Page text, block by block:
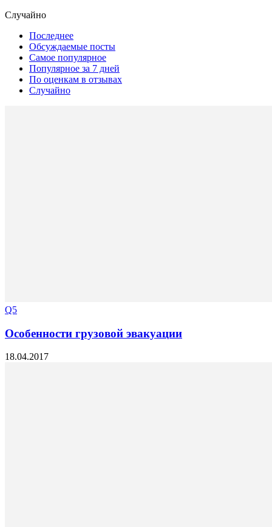
Случайно
Последнее
Обсуждаемые посты
Самое популярное
Популярное за 7 дней
По оценкам в отзывах
Случайно
Q5
Особенности грузовой эвакуации
18.04.2017